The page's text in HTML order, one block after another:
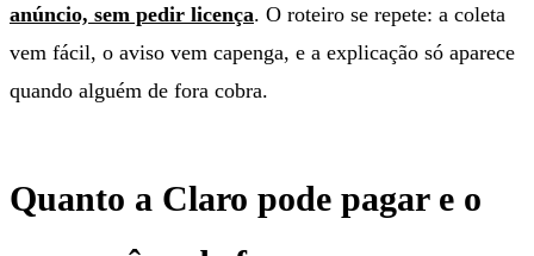
anúncio, sem pedir licença. O roteiro se repete: a coleta
vem fácil, o aviso vem capenga, e a explicação só aparece
quando alguém de fora cobra.
Quanto a Claro pode pagar e o